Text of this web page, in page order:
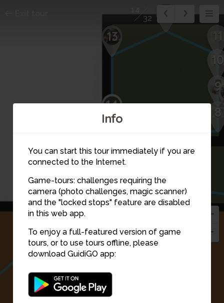
Info
You can start this tour immediately if you are
connected to the Internet.
Game-tours: challenges requiring the
camera (photo challenges, magic scanner)
and the "locked stops" feature are disabled
in this web app.
To enjoy a full-featured version of game
tours, or to use tours offline, please
download GuidiGO app:
8
9
10
11
12
13
14
15
32